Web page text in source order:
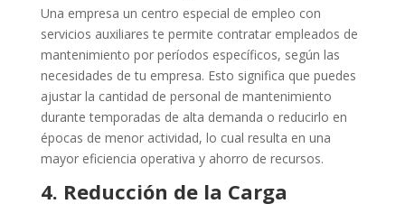
Una empresa un centro especial de empleo con
servicios auxiliares te permite contratar empleados de
mantenimiento por períodos específicos, según las
necesidades de tu empresa. Esto significa que puedes
ajustar la cantidad de personal de mantenimiento
durante temporadas de alta demanda o reducirlo en
épocas de menor actividad, lo cual resulta en una
mayor eficiencia operativa y ahorro de recursos.
4. Reducción de la Carga